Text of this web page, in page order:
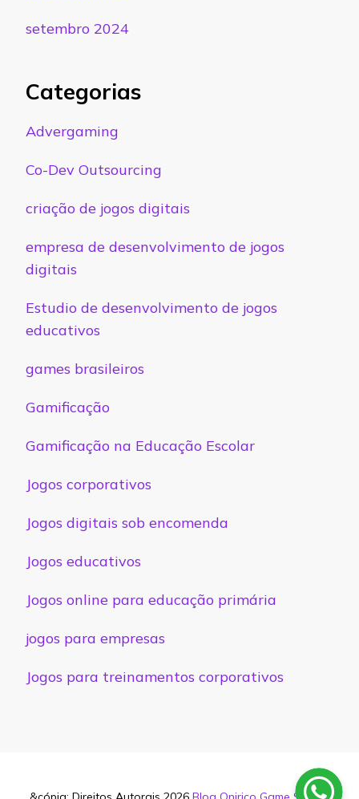
setembro 2024
Categorias
Advergaming
Co-Dev Outsourcing
criação de jogos digitais
empresa de desenvolvimento de jogos
digitais
Estudio de desenvolvimento de jogos
educativos
games brasileiros
Gamificação
Gamificação na Educação Escolar
Jogos corporativos
Jogos digitais sob encomenda
Jogos educativos
Jogos online para educação primária
jogos para empresas
Jogos para treinamentos corporativos